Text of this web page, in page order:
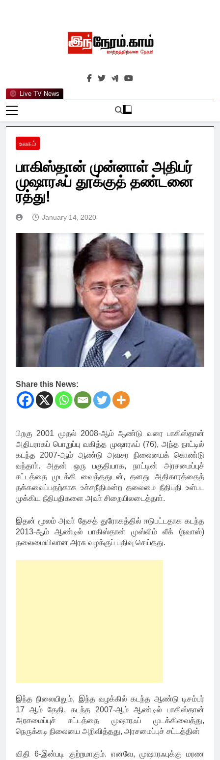
Live TV News
இந்நேரம்.காம்
செய்திகளுக்கு அப்பால்…
உலகம்
பாகிஸ்தான் முன்னாள் அதிபர்
முஷாரஃப் தூக்குத் தண்டனை
ரத்து!
January 14, 2020
Share this News:
பிறகு 2001 முதல் 2008-ஆம் ஆண்டு வரை பாகிஸ்தான்
அதிபராகப் பொறுப்பு வகித்த முஷாரஃப் (76), அந்த நாட்டில்
கடந்த 2007-ஆம் ஆண்டு அவசர நிலையைக் கொண்டு
வந்தாா். அதன் ஒரு பகுதியாக, நாட்டின் அரசமைப்புச்
சட்டத்தை முடக்கி வைத்ததுடன், தனது அதிகாரத்தைத்
தக்கவைப்பதற்காக உச்சநீதிமன்ற தலைமை நீதிபதி உள்பட
முக்கிய நீதிபதிகளை அவா் சிறையிலடைத்தாா்.
இதன் மூலம் அவா் தேசத் துரோகத்தில் ஈடுபட்டதாக கடந்த
2013-ஆம் ஆண்டில் பாகிஸ்தான் முஸ்லிம் லீக் (நவாஸ்)
தலைமையிலான அரசு வழக்குப் பதிவு செய்தது.
இந்த நிலையிலும், இந்த வழக்கில் கடந்த ஆண்டு டிசம்பர்
17 ஆம் தேதி, கடந்த 2007-ஆம் ஆண்டில் பாகிஸ்தான்
அரசமைப்புச் சட்டத்தை முஷாரஃப் முடக்கிவைத்து,
நெருக்கடி நிலையை அறிவித்தது, அரசமைப்புச் சட்டத்தின்
விதி 6-இன்படி குற்றமாகும். எனவே, முஷாரஃபுக்கு மரண